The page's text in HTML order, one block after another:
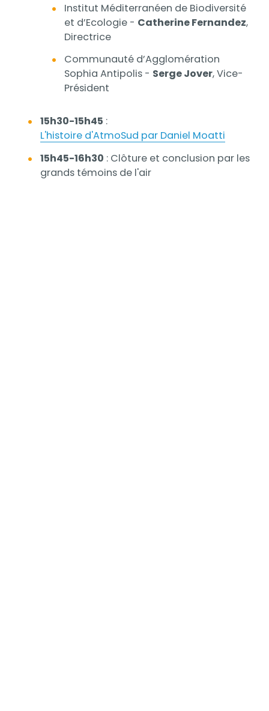
Institut Méditerranéen de Biodiversité
et d’Ecologie - Catherine Fernandez,
Directrice
Communauté d’Agglomération
Sophia Antipolis - Serge Jover, Vice-
Président
15h30-15h45 :
L'histoire d'AtmoSud par Daniel Moatti
15h45-16h30 : Clôture et conclusion par les
grands témoins de l'air